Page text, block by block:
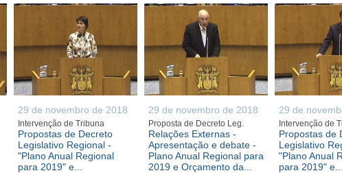
29 de novembro de 2018
Intervenção de Tribuna
Propostas de Decreto
Legislativo Regional -
"Plano Anual Regional
para 2019" e...
29 de novembro de 2018
Proposta de Decreto Leg.
Relações Externas -
Apresentação e debate -
Plano Anual Regional para
2019 e Orçamento da...
29 de
Intervenção de
Propostas de
Legislativo
"Plano Anual
para 2019" e...